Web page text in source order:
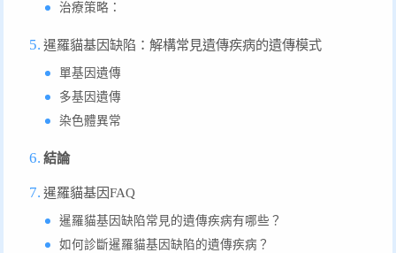
治療策略：
暹羅貓基因缺陷：解構常見遺傳疾病的遺傳模式
單基因遺傳
多基因遺傳
染色體異常
結論
暹羅貓基因FAQ
暹羅貓基因缺陷常見的遺傳疾病有哪些？
如何診斷暹羅貓基因缺陷的遺傳疾病？